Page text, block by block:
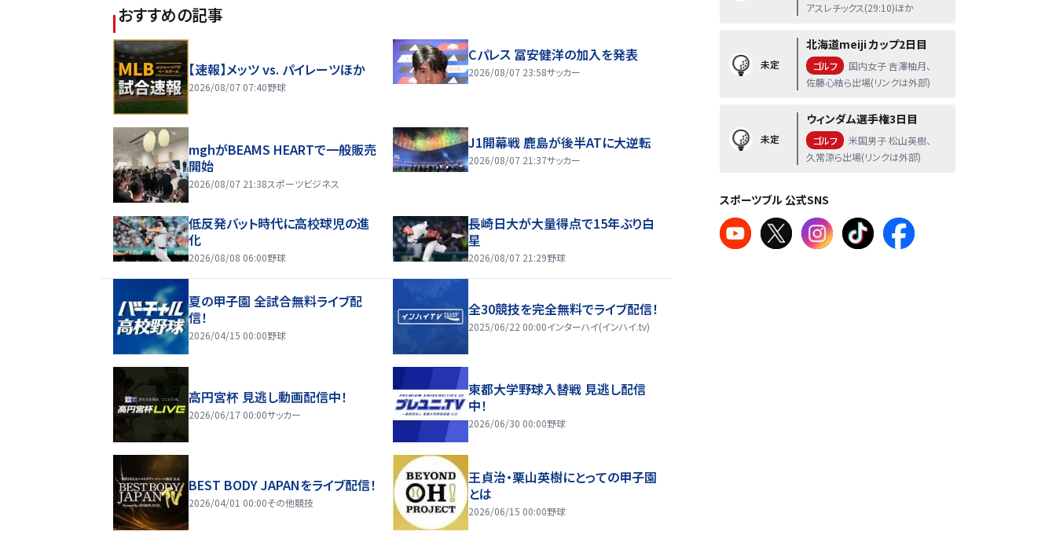
おすすめの記事
【速報】メッツ vs. パイレーツほか
2026/08/07 07:40野球
Cパレス 冨安健洋の加入を発表
2026/08/07 23:58サッカー
mghがBEAMS HEARTで一般販売
開始
2026/08/07 21:38スポーツビジネス
J1開幕戦 鹿島が後半ATに大逆転
2026/08/07 21:37サッカー
低反発バット時代に高校球児の進
化
2026/08/08 06:00野球
長崎日大が大量得点で15年ぶり白
星
2026/08/07 21:29野球
夏の甲子園 全試合無料ライブ配
信！
2026/04/15 00:00野球
全30競技を完全無料でライブ配信！
2025/06/22 00:00インターハイ(インハイ.tv)
高円宮杯 見逃し動画配信中！
2026/06/17 00:00サッカー
東都大学野球入替戦 見逃し配信
中！
2026/06/30 00:00野球
BEST BODY JAPANをライブ配信！
2026/04/01 00:00その他競技
王貞治・栗山英樹にとっての甲子園
とは
2026/06/15 00:00野球
アスレチックス(29:10)ほか
未定
北海道meiji カップ2日目
ゴルフ
国内女子 吉澤柚月、
佐藤心結ら出場(リンクは外部)
未定
ウィンダム選手権3日目
ゴルフ
米国男子 松山英樹、
久常涼ら出場(リンクは外部)
スポーツブル 公式SNS